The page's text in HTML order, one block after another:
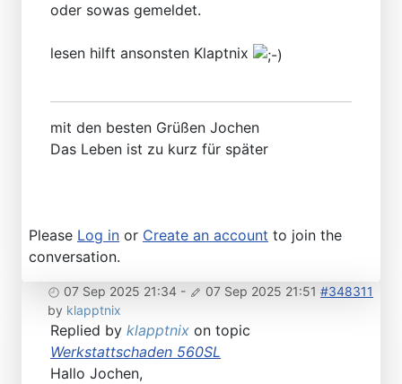
oder sowas gemeldet.
lesen hilft ansonsten Klaptnix
mit den besten Grüßen Jochen
Das Leben ist zu kurz für später
Please Log in or Create an account to join the
conversation.
07 Sep 2025 21:34 - 07 Sep 2025 21:51 #348311
by klapptnix
Replied by klapptnix on topic
Werkstattschaden 560SL
Hallo Jochen,